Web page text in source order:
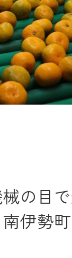
の目
伊勢